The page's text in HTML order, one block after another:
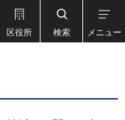
区役所 検索 メニュー